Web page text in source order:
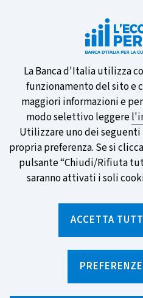
Informativa
sui
cookie
La Banca d'Italia utilizza
funzionamento del sito e
maggiori informazioni e
modo selettivo leggere
Utilizzare uno dei
propria preferenza. Se si
pulsante “Chiudi/Rifiuta
saranno attivati i soli
ACCETTA
Partecipa al
sulle nuove
preferita!
SCOPRI
Ricerca per tag